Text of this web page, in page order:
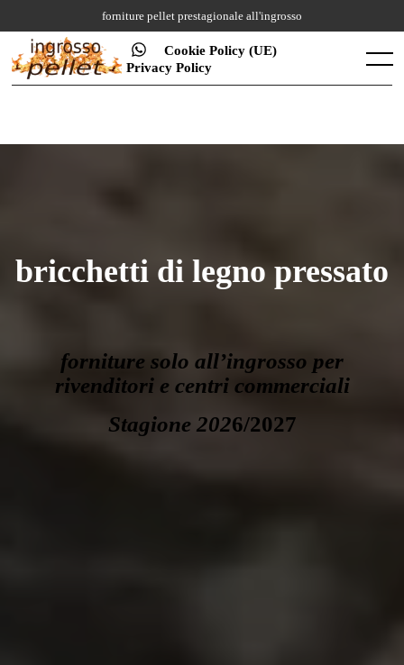
content
forniture pellet prestagionale all'ingrosso
Menu
Cookie Policy (UE)
Privacy Policy
bricchetti di legno pressato
forniture solo all’ingrosso per
rivenditori e centri commerciali
Stagione 2026/2027